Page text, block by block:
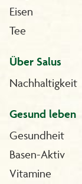
Eisen
Tee
Über Salus
Nachhaltigkeit
Gesund leben
Gesundheit
Basen-Aktiv
Vitamine